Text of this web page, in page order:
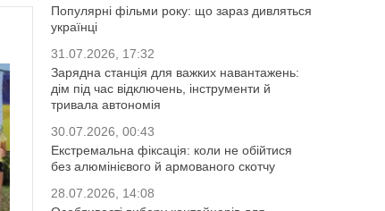
Популярні фільми року: що зараз дивляться
українці
31.07.2026, 17:32
Зарядна станція для важких навантажень:
дім під час відключень, інструменти й
тривала автономія
30.07.2026, 00:43
Екстремальна фіксація: коли не обійтися
без алюмінієвого й армованого скотчу
28.07.2026, 14:08